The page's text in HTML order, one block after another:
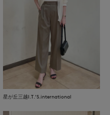
星が丘三越I.T.'S.international